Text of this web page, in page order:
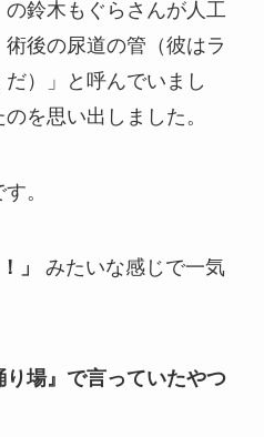
鈴木もぐらさんが人工
後の尿道の管（彼はラ
）」と呼んでいまし
を思い出しました。
。
」
みたいな感じで一気
り場』で言っていたやつ